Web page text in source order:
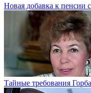
Новая добавка к пенсии
Тайные требования